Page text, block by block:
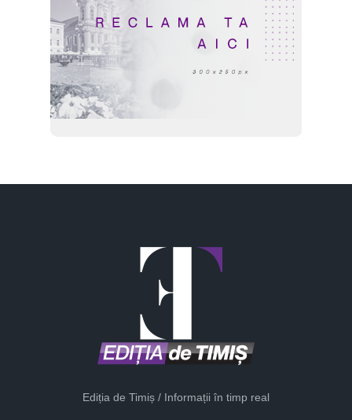
Ediția de Timiș / Informații în timp real